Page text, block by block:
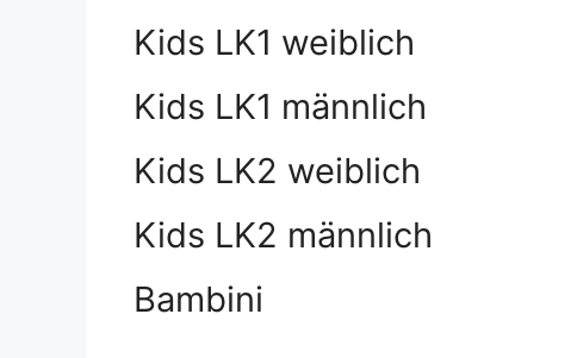
Kids LK1 weiblich
Kids LK1 männlich
Kids LK2 weiblich
Kids LK2 männlich
Bambini